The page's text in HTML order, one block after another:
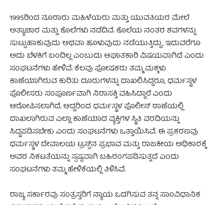
1995ರಿಂದ ನೂರಾರು ಮಹಿಳೆಯರು ಮತ್ತು ಯುವತಿಯರ ಮೇಲೆ
ಅತ್ಯಾಚಾರ ಮತ್ತು ಕೊಲೆಗಳು ನಡೆದಿವೆ. ಕೊಲೆಯ ನಂತರ ಶವಗಳನ್ನು
ಸುಟ್ಟುಹಾಕುವುದು ಅಥವಾ ಹೂಳುವುದು ನಡೆಯುತ್ತಿದ್ದು, ಇದುವರೆಗೂ
ಅದು ಬೆಳಕಿಗೆ ಬಂದಿಲ್ಲ ಎಂಬುದು ಆಘಾತಕಾರಿ ವಿಷಯವಾಗಿದೆ ಎಂದು
ಸಂಘಟನೆಗಳು ಹೇಳಿವೆ. ಕೆಲವು ಪೋಷಕರು ತಮ್ಮ ಮಕ್ಕಳು
ಕಾಣೆಯಾಗಿರುವ ಕುರಿತು ದೂರುಗಳನ್ನು ದಾಖಲಿಸಿದ್ದರೂ, ಧರ್ಮಸ್ಥಳ
ಪೊಲೀಸರು ಸಂಪೂರ್ಣವಾಗಿ ನಿರಾಸಕ್ತಿ ವಹಿಸಿದ್ದಾರೆ ಎಂದು
ಆರೋಪಿಸಲಾಗಿದೆ. ಆದ್ದರಿಂದ ಧರ್ಮಸ್ಥಳ ಪೊಲೀಸ್ ಠಾಣೆಯಲ್ಲಿ
ದಾಖಲಾಗಿರುವ ಎಲ್ಲಾ ಕಾಣೆಯಾದ ವ್ಯಕ್ತಿಗಳ ಸ್ಥಿತಿ ವರದಿಯನ್ನು
ಸಿದ್ಧಪಡಿಸಬೇಕು ಎಂದು ಸಂಘಟನೆಗಳು ಒತ್ತಾಯಿಸಿವೆ. ಈ ಪ್ರಕರಣವು
ಧರ್ಮಸ್ಥಳ ದೇವಾಲಯ ಟ್ರಸ್ಟ್‌ನ ಪ್ರಭಾವ ಮತ್ತು ರಾಜಕೀಯ ಅಧಿಕಾರಕ್ಕೆ
ಅವರ ನಿಕಟತೆಯನ್ನು ಸ್ಪಷ್ಟವಾಗಿ ಬಹಿರಂಗಪಡಿಸುತ್ತದೆ ಎಂದು
ಸಂಘಟನೆಗಳು ತಮ್ಮ ಹೇಳಿಕೆಯಲ್ಲಿ ತಿಳಿಸಿವೆ.
ರಾಜ್ಯ ಸರ್ಕಾರವು ಸಂತ್ರಸ್ತರಿಗೆ ನ್ಯಾಯ ಒದಗಿಸುವ ತನ್ನ ಸಾಂವಿಧಾನಿಕ